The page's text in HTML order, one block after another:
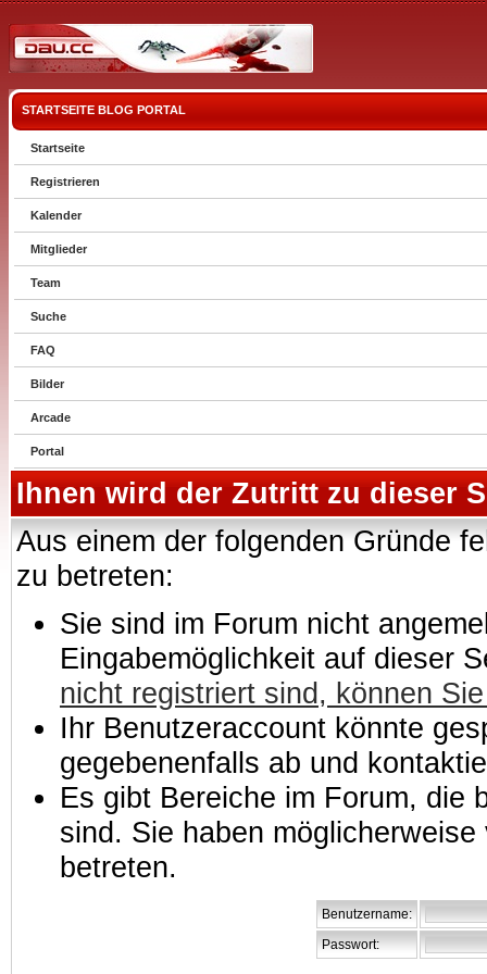
STARTSEITE BLOG PORTAL
Startseite
Registrieren
Kalender
Mitglieder
Team
Suche
FAQ
Bilder
Arcade
Portal
Ihnen wird der Zutritt zu dieser
Aus einem der folgenden Gründe
zu betreten:
Sie sind im Forum nicht
Eingabemöglichkeit auf dieser
nicht registriert sind, können
Ihr Benutzeraccount könnte
gegebenenfalls ab und
Es gibt Bereiche im Forum, die
sind. Sie haben
betreten.
Benutzername:
Passwort: